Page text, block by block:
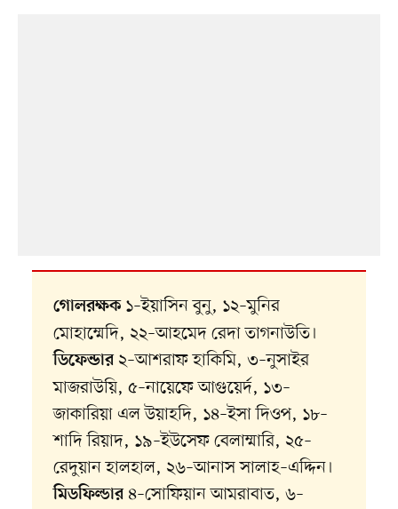
গোলরক্ষক১–ইয়াসিন বুনু, ১২–মুনির
মোহাম্মেদি, ২২–আহমেদ রেদা তাগনাউতি।
ডিফেন্ডার২–আশরাফ হাকিমি, ৩–নুসাইর
মাজরাউয়ি, ৫–নায়েফে আগুয়ের্দ, ১৩–
জাকারিয়া এল উয়াহদি, ১৪–ইসা দিওপ, ১৮–
শাদি রিয়াদ, ১৯–ইউসেফ বেলাম্মারি, ২৫–
রেদুয়ান হালহাল, ২৬–আনাস সালাহ–এদ্দিন।
মিডফিল্ডার৪–সোফিয়ান আমরাবাত, ৬–